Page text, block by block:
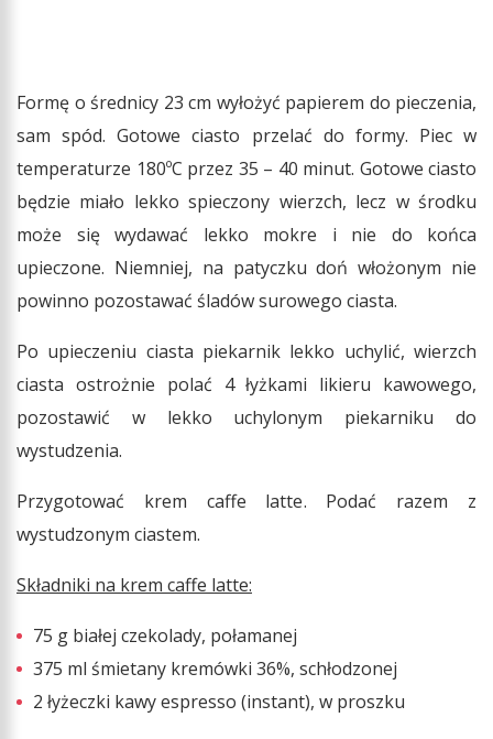
Formę o średnicy 23 cm wyłożyć papierem do pieczenia,
sam spód. Gotowe ciasto przelać do formy. Piec w
temperaturze 180ºC przez 35 – 40 minut. Gotowe ciasto
będzie miało lekko spieczony wierzch, lecz w środku
może się wydawać lekko mokre i nie do końca
upieczone. Niemniej, na patyczku doń włożonym nie
powinno pozostawać śladów surowego ciasta.
Po upieczeniu ciasta piekarnik lekko uchylić, wierzch
ciasta ostrożnie polać 4 łyżkami likieru kawowego,
pozostawić w lekko uchylonym piekarniku do
wystudzenia.
Przygotować krem caffe latte. Podać razem z
wystudzonym ciastem.
Składniki na krem caffe latte:
75 g białej czekolady, połamanej
375 ml śmietany kremówki 36%, schłodzonej
2 łyżeczki kawy espresso (instant), w proszku